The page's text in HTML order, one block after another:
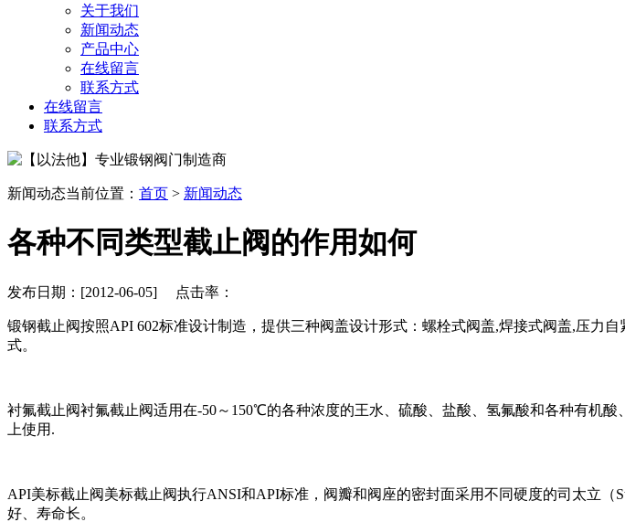
关于我们
新闻动态
产品中心
在线留言
联系方式
在线留言
联系方式
新闻动态当前位置： 首页 > 新闻动态
各种不同类型截止阀的作用如何
发布日期：[2012-06-05] 点击率：
锻钢截止阀按照API 602标准设计制造，提供三种阀盖设计形式：螺栓式阀盖,焊接式阀盖,压力
式。
衬氟截止阀衬氟截止阀适用在-50～150℃的各种浓度的王水、硫酸、盐酸、氢氟酸和各种有机
上使用.
API美标截止阀美标截止阀执行ANSI和API标准，阀瓣和阀座的密封面采用不同硬度的司太立
好、寿命长。